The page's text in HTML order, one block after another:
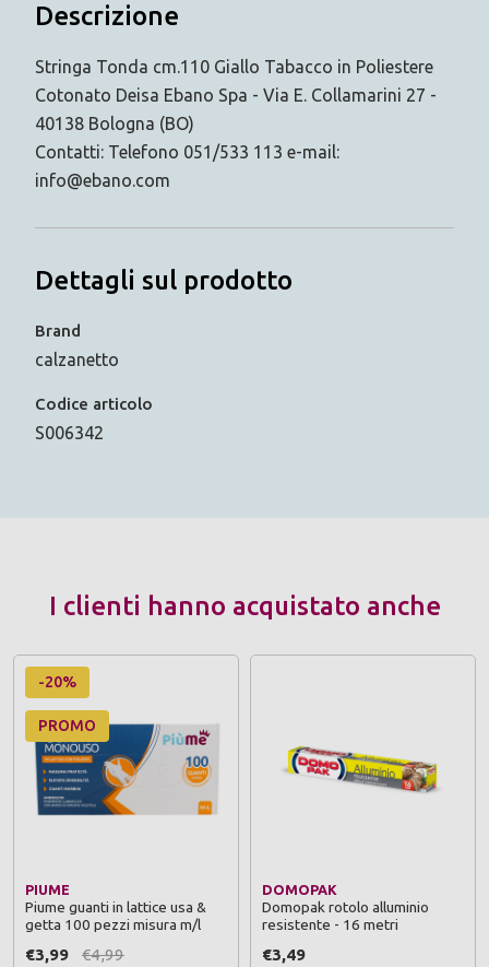
Descrizione
Stringa Tonda cm.110 Giallo Tabacco in Poliestere
Cotonato Deisa Ebano Spa - Via E. Collamarini 27 -
40138 Bologna (BO)
Contatti: Telefono 051/533 113 e-mail:
info@ebano.com
Dettagli sul prodotto
Brand
calzanetto
Codice articolo
S006342
I clienti hanno acquistato anche
-20%
PROMO
PIUME
Piume guanti in lattice usa &
getta 100 pezzi misura m/l
€3,99 €4,99
DOMOPAK
Domopak rotolo alluminio
resistente - 16 metri
€3,49